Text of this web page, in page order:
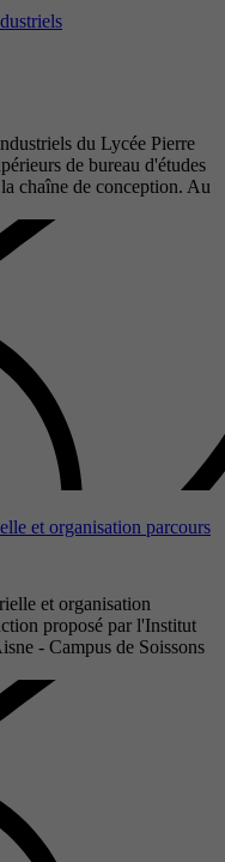
du Lycée Pierre
de bureau d'études
chaîne de conception. Au
et organisation parcours
et organisation
proposé par l'Institut
- Campus de Soissons